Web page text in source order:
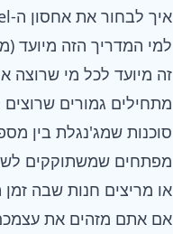
איך לבחור את אחסון ה-cPanel הטוב ביותר
למי המדריך הזה מיועד
זה מיועד לכל מי שרוצה
מתחילים גמורים
סוכנות שמג'נגלת בין
מפתחים שמשתוקקים
או מריצים חנות שבה
אם אתם מזהים את